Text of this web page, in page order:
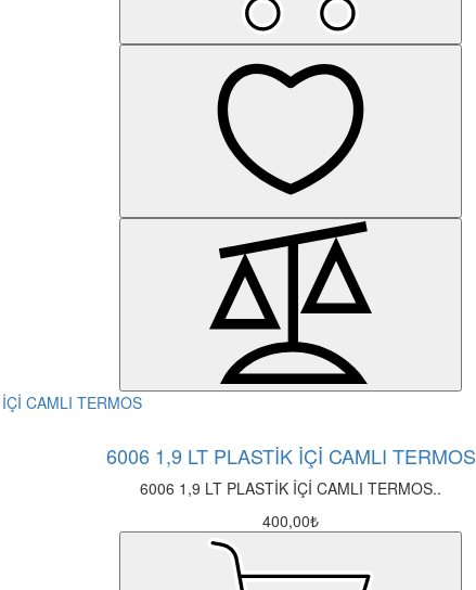
6006 1,9 LT PLASTİK İÇİ CAMLI TERMOS
6006 1,9 LT PLASTİK İÇİ CAMLI TERMOS..
400,00₺